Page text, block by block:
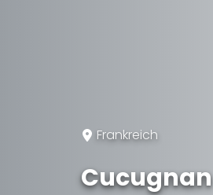
Frankreich
Cucugnan